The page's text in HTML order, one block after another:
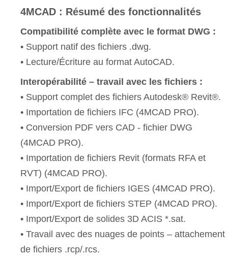
4MCAD : Résumé des fonctionnalités
Compatibilité complète avec le format DWG :
• Support natif des fichiers .dwg.
• Lecture/Écriture au format AutoCAD.
Interopérabilité – travail avec les fichiers :
• Support complet des fichiers Autodesk® Revit®.
• Importation de fichiers IFC (4MCAD PRO).
• Conversion PDF vers CAD - fichier DWG
(4MCAD PRO).
• Importation de fichiers Revit (formats RFA et
RVT) (4MCAD PRO).
• Import/Export de fichiers IGES (4MCAD PRO).
• Import/Export de fichiers STEP (4MCAD PRO).
• Import/Export de solides 3D ACIS *.sat.
• Travail avec des nuages de points – attachement
de fichiers .rcp/.rcs.